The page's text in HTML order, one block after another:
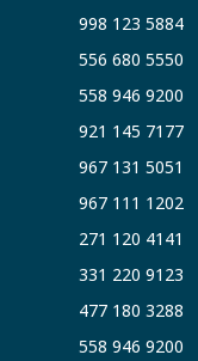
998 123 5884
556 680 5550
558 946 9200
921 145 7177
967 131 5051
967 111 1202
271 120 4141
331 220 9123
477 180 3288
558 946 9200